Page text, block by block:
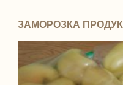
ЗАМОРОЗКА